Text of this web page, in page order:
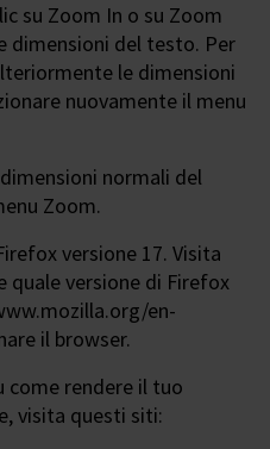
su Zoom In o su Zoom
dimensioni del testo. Per
le dimensioni
nuovamente il menu
normali del
Zoom.
versione 17. Visita
quale versione di Firefox
en-
il browser.
come rendere il tuo
visita questi siti: